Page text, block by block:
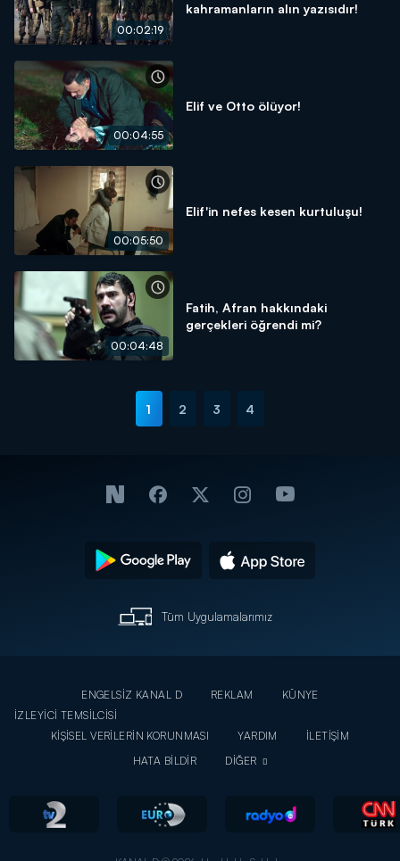
00:02:19
kahramanların alın yazısıdır!
00:04:55
Elif ve Otto ölüyor!
00:05:50
Elif'in nefes kesen kurtuluşu!
00:04:48
Fatih, Afran hakkındaki
gerçekleri öğrendi mi?
1 2 3 4
Tüm Uygulamalarımız
ENGELSİZ KANAL D REKLAM
KÜNYE
İZLEYİCİ TEMSİLCİSİ
KİŞİSEL VERİLERİN KORUNMASI
YARDIM
İLETİŞİM
HATA BİLDİR
DİĞER